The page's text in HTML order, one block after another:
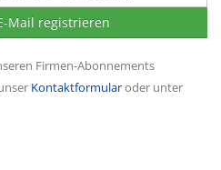
Mail registrieren
Firmen-Abonnements
Kontaktformularoder unter